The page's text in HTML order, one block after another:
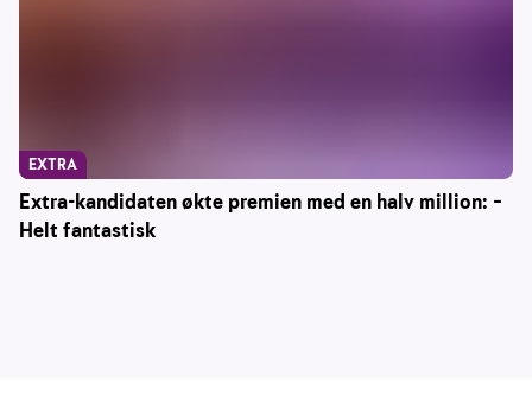
Extra-kandidaten økte premien med en halv million: –
Helt fantastisk
EXTRA